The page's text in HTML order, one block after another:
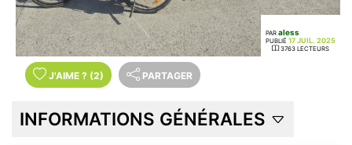
PAR aless
PUBLIÉ 17 JUIL. 2025
3763 LECTEURS
J'AIME ? (2) PARTAGER
INFORMATIONS GÉNÉRALES